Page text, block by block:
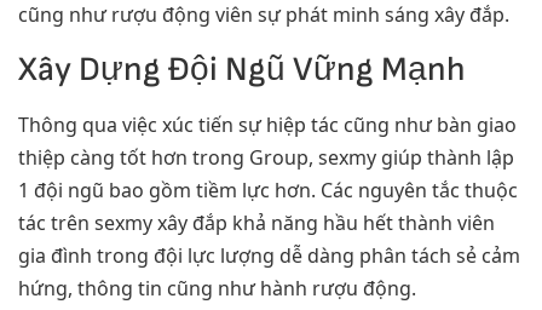
cũng như rượu động viên sự phát minh sáng xây đắp.
Xây Dựng Đội Ngũ Vững Mạnh
Thông qua việc xúc tiến sự hiệp tác cũng như bàn giao
thiệp càng tốt hơn trong Group, sexmy giúp thành lập
1 đội ngũ bao gồm tiềm lực hơn. Các nguyên tắc thuộc
tác trên sexmy xây đắp khả năng hầu hết thành viên
gia đình trong đội lực lượng dễ dàng phân tách sẻ cảm
hứng, thông tin cũng như hành rượu động.